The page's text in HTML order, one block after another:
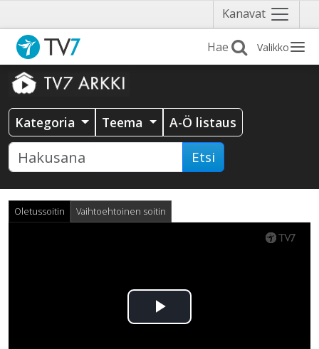
Kanavat Näytä
valikko
Valikko
Kategoria Teema A-Ö listaus
Etsi
Oletussoitin Vaihtoehtoinen soitin
Toista